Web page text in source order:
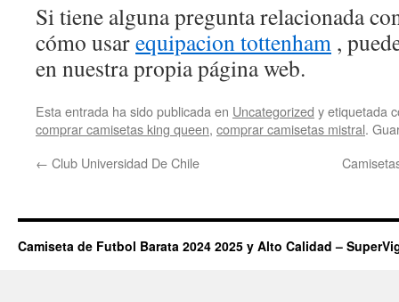
Si tiene alguna pregunta relacionada
cómo usarequipacion tottenham ,
en nuestra propia página web.
Esta entrada ha sido publicada en Uncategorized y etiquetada
comprar camisetas king queen, comprar camisetas mistral.
← Club Universidad De Chile
Camiseta de Futbol Barata 2024 2025 y Alto Calidad –